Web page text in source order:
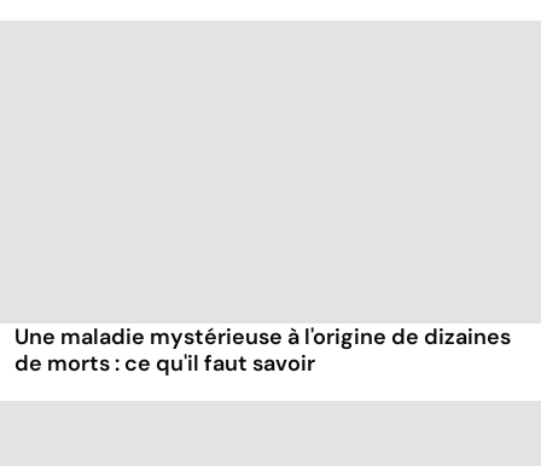
Une maladie mystérieuse à l'origine de dizaines
de morts : ce qu'il faut savoir